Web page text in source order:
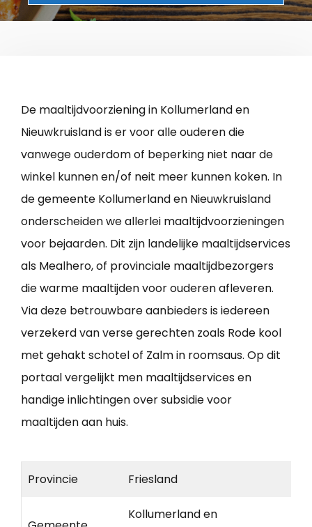
De maaltijdvoorziening in Kollumerland en
Nieuwkruisland is er voor alle ouderen die
vanwege ouderdom of beperking niet naar de
winkel kunnen en/of neit meer kunnen koken. In
de gemeente Kollumerland en Nieuwkruisland
onderscheiden we allerlei maaltijdvoorzieningen
voor bejaarden. Dit zijn landelijke maaltijdservices
als Mealhero, of provinciale maaltijdbezorgers
die warme maaltijden voor ouderen afleveren.
Via deze betrouwbare aanbieders is iedereen
verzekerd van verse gerechten zoals Rode kool
met gehakt schotel of Zalm in roomsaus. Op dit
portaal vergelijkt men maaltijdservices en
handige inlichtingen over subsidie voor
maaltijden aan huis.
Provincie Friesland
Kollumerland en